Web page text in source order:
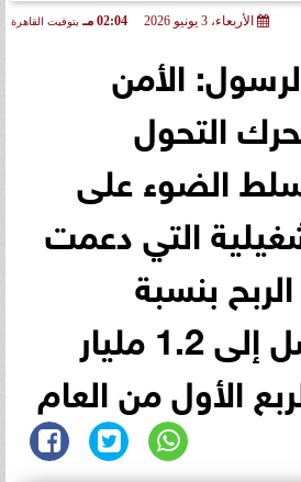
الأربعاء، 3 يونيو 2026 02:04 مـ بتوقيت القاهرة
الأمن
التحول
الضوء على
التي دعمت
بنسبة
61.6% لتصل إلى 1.2 مليار
الأول من العام